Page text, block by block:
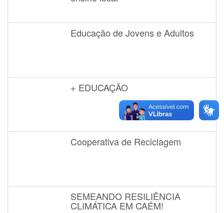
Educação de Jovens e Adultos
+ EDUCAÇÃO
Cooperativa de Reciclagem
SEMEANDO RESILIÊNCIA
CLIMÁTICA EM CAÉM!